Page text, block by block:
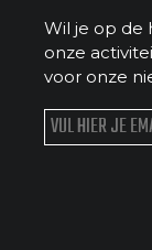
Wil je op de
onze
voor onze